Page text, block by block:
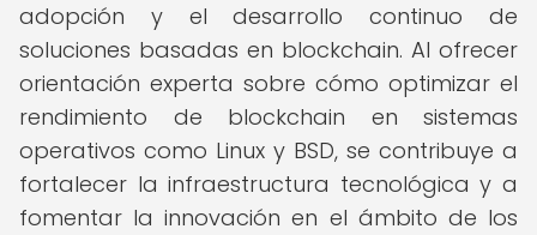
adopción y el desarrollo continuo de
soluciones basadas en blockchain. Al ofrecer
orientación experta sobre cómo optimizar el
rendimiento de blockchain en sistemas
operativos como Linux y BSD, se contribuye a
fortalecer la infraestructura tecnológica y a
fomentar la innovación en el ámbito de los